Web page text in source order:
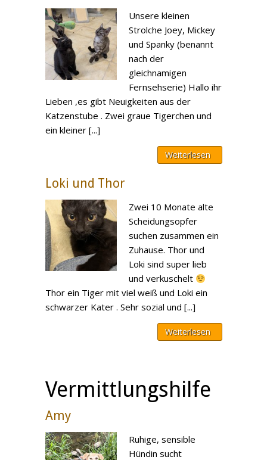
Unsere kleinen
Strolche Joey, Mickey
und Spanky (benannt
nach der
gleichnamigen
Fernsehserie) Hallo ihr
Lieben ,es gibt Neuigkeiten aus der
Katzenstube . Zwei graue Tigerchen und
ein kleiner [...]
Weiterlesen
Loki und Thor
Zwei 10 Monate alte
Scheidungsopfer
suchen zusammen ein
Zuhause. Thor und
Loki sind super lieb
und verkuschelt
Thor ein Tiger mit viel weiß und Loki ein
schwarzer Kater . Sehr sozial und [...]
Weiterlesen
Vermittlungshilfe
Amy
Ruhige, sensible
Hündin sucht